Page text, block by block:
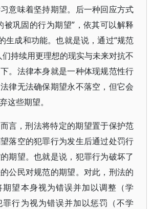
意味着坚持期望。后一种回应方式
被巩固的行为期望”，依其可以解释
生成和功能。也就是说，通过“规范
们持续用更理想的现实与未来对抗不
。法律本身就是一种体现规范性行
律无法确保期望永不落空，但它会
这些期望。
言，刑法将特定的期望置于保护范
落空的犯罪行为发生后通过处罚行
期望。也就是说，犯罪行为破坏了
公民对规范的期望。对此，刑法的
期望本身视为错误并加以调整（学
罪行为视为错误并加以惩罚（不学